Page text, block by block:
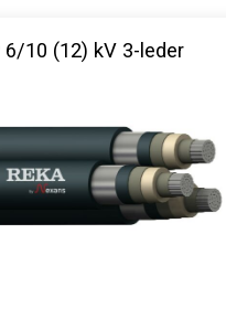
6/10 (12) kV 3-leder